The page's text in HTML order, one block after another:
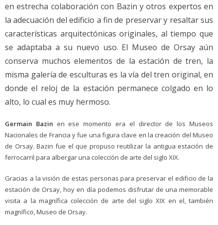
en estrecha colaboración con Bazin y otros expertos en
la adecuación del edificio a fin de preservar y resaltar sus
características arquitectónicas originales, al tiempo que
se adaptaba a su nuevo uso. El Museo de Orsay aún
conserva muchos elementos de la estación de tren, la
misma galería de esculturas es la vía del tren original, en
donde el reloj de la estación permanece colgado en lo
alto, lo cual es muy hermoso.
Germain Bazin en ese momento era el director de los Museos
Nacionales de Francia y fue una figura clave en la creación del Museo
de Orsay. Bazin fue el que propuso reutilizar la antigua estación de
ferrocarril para albergar una colección de arte del siglo XIX.
Gracias a la visión de estas personas para preservar el edificio de la
estación de Orsay, hoy en día podemos disfrutar de una memorable
visita a la magnífica colección de arte del siglo XIX en el, también
magnífico, Museo de Orsay.